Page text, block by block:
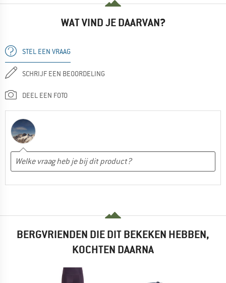
WAT VIND JE DAARVAN?
STEL EEN VRAAG
SCHRIJF EEN BEOORDELING
DEEL EEN FOTO
BERGVRIENDEN DIE DIT BEKEKEN HEBBEN,
KOCHTEN DAARNA